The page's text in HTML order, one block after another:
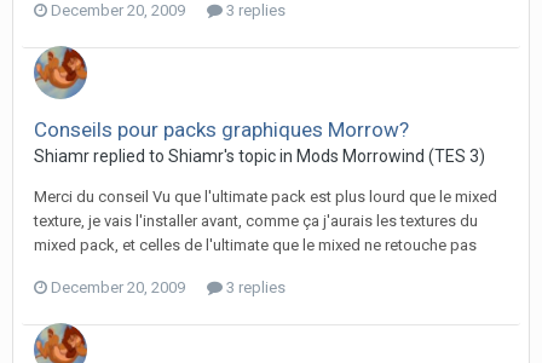
December 20, 2009 3 replies
Conseils pour packs graphiques Morrow?
Shiamr replied to Shiamr's topic in Mods Morrowind (TES 3)
Merci du conseil Vu que l'ultimate pack est plus lourd que le mixed
texture, je vais l'installer avant, comme ça j'aurais les textures du
mixed pack, et celles de l'ultimate que le mixed ne retouche pas
December 20, 2009 3 replies